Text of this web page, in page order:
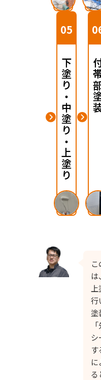
05
下塗り・中塗り・上塗り 付帯
行
塗
シ
る